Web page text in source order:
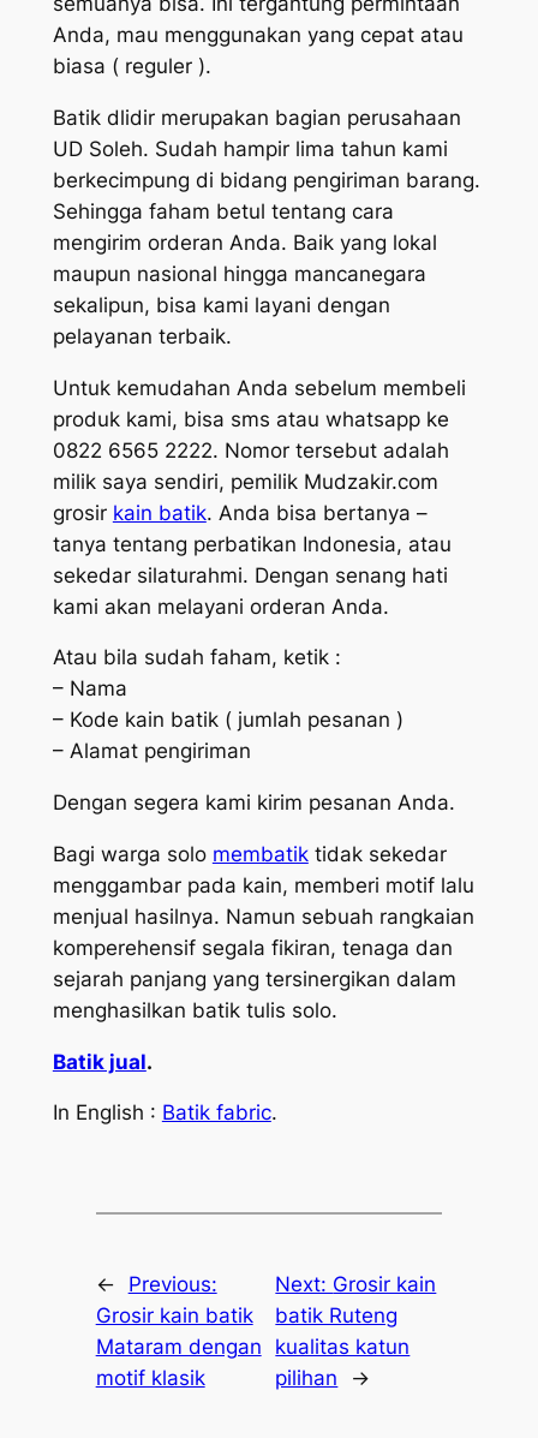
Anda, mau menggunakan yang cepat atau
biasa ( reguler ).
Batik dlidir merupakan bagian perusahaan
UD Soleh. Sudah hampir lima tahun kami
berkecimpung di bidang pengiriman barang.
Sehingga faham betul tentang cara
mengirim orderan Anda. Baik yang lokal
maupun nasional hingga mancanegara
sekalipun, bisa kami layani dengan
pelayanan terbaik.
Untuk kemudahan Anda sebelum membeli
produk kami, bisa sms atau whatsapp ke
0822 6565 2222. Nomor tersebut adalah
milik saya sendiri, pemilik Mudzakir.com
grosir kain batik. Anda bisa bertanya –
tanya tentang perbatikan Indonesia, atau
sekedar silaturahmi. Dengan senang hati
kami akan melayani orderan Anda.
Atau bila sudah faham, ketik :
– Nama
– Kode kain batik ( jumlah pesanan )
– Alamat pengiriman
Dengan segera kami kirim pesanan Anda.
Bagi warga solo membatiktidak sekedar
menggambar pada kain, memberi motif lalu
menjual hasilnya. Namun sebuah rangkaian
komperehensif segala fikiran, tenaga dan
sejarah panjang yang tersinergikan dalam
menghasilkan batik tulis solo.
Batik jual.
In English : Batik fabric.
←
Previous:
Grosir kain batik
Mataram dengan
motif klasik
Next: Grosir kain
batik Ruteng
kualitas katun
pilihan
→